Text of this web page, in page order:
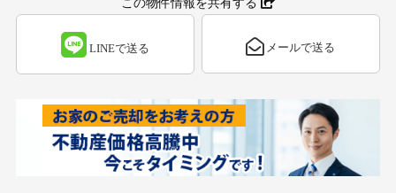
LINEで送る メールで送る